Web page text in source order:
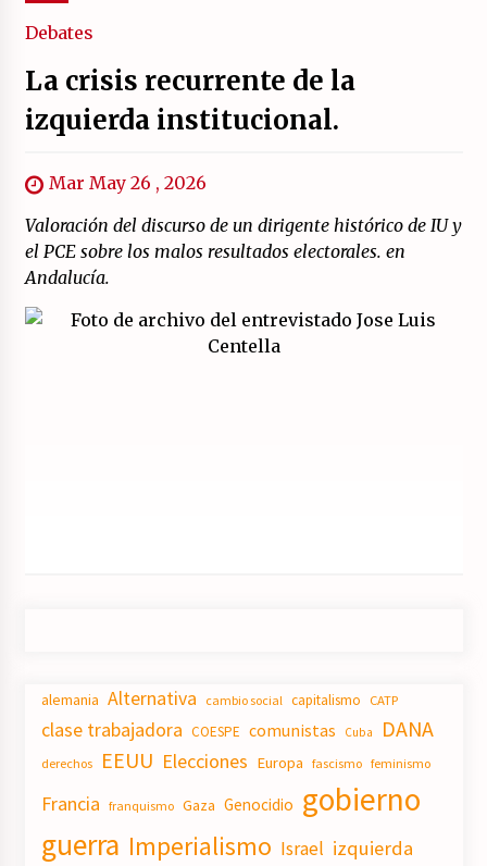
Debates
La crisis recurrente de la
izquierda institucional.
Mar May 26 , 2026
Valoración del discurso de un dirigente histórico de IU y
el PCE sobre los malos resultados electorales. en
Andalucía.
alemania Alternativa cambio social capitalismo CATP
clase trabajadora COESPE comunistas Cuba DANA
derechos EEUU Elecciones Europa fascismo feminismo
Francia franquismo Gaza Genocidio gobierno
guerra Imperialismo Israel izquierda